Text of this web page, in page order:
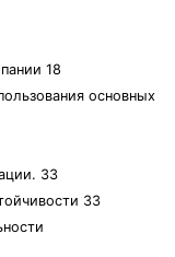
18
основных
33
33